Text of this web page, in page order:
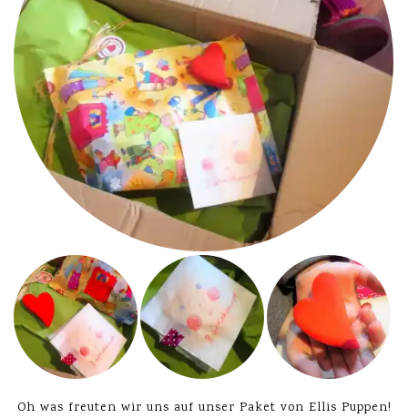
Oh was freuten wir uns auf unser Paket von Ellis Puppen!